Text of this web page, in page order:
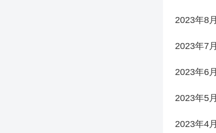
2023年8月
2023年7月
2023年6月
2023年5月
2023年4月